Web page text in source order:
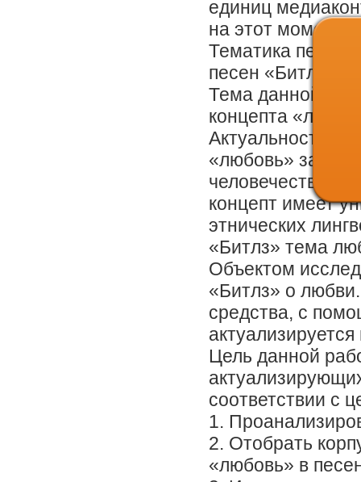
единиц
на этот момент
Тематика песен
песен «Битлз»
Тема данной
концепта
Актуальность
«любовь»
человечества.
концепт имеет
этнических
«Битлз» тема
Объектом
«Битлз» о
средства, с
Цель данной
соответствии с
1.
2. Отобрать
«любовь» в